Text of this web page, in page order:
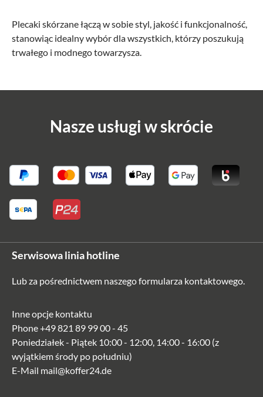
Plecaki skórzane łączą w sobie styl, jakość i funkcjonalność,
stanowiąc idealny wybór dla wszystkich, którzy poszukują
trwałego i modnego towarzysza.
Nasze usługi w skrócie
Serwisowa linia hotline
Lub za pośrednictwem naszegoformularza kontaktowego.
Inne opcje kontaktu
Phone+49 821 89 99 00 - 45
Poniedziałek - Piątek 10:00 - 12:00, 14:00 - 16:00 (z
wyjątkiem środy po południu)
E-Mail mail@koffer24.de